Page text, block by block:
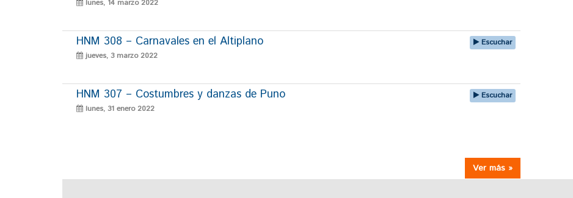
lunes, 14 marzo 2022
HNM 308 – Carnavales en el Altiplano
jueves, 3 marzo 2022
Escuchar
HNM 307 – Costumbres y danzas de Puno
lunes, 31 enero 2022
Escuchar
Ver más »